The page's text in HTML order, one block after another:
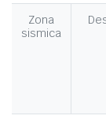
Zona
sismica